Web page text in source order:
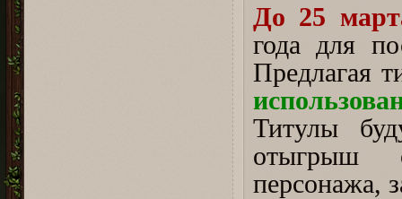
До 25
года для
Предлагая
Титулы
отыгрыш
персонажа,